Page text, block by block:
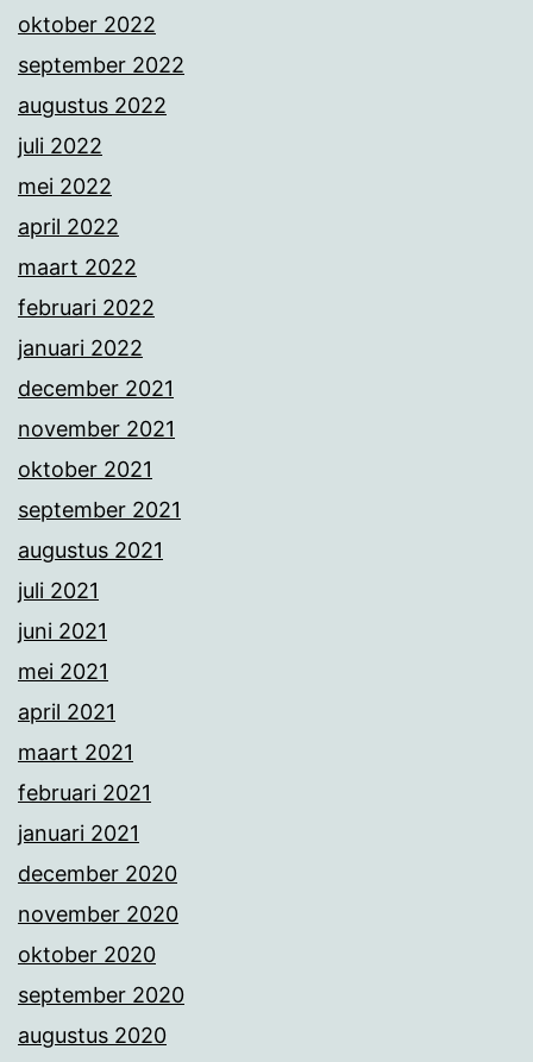
oktober 2022
september 2022
augustus 2022
juli 2022
mei 2022
april 2022
maart 2022
februari 2022
januari 2022
december 2021
november 2021
oktober 2021
september 2021
augustus 2021
juli 2021
juni 2021
mei 2021
april 2021
maart 2021
februari 2021
januari 2021
december 2020
november 2020
oktober 2020
september 2020
augustus 2020